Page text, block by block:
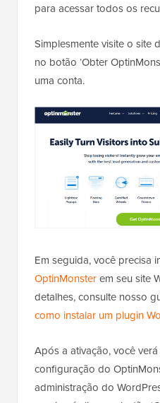
para acessar todos os
Simplesmente visite o site
no botão ‘Obter
uma conta.
Em seguida, você precisa
OptinMonsterem seu site
detalhes, consulte nosso
como instalar um plugin
Após a ativação, você
configuração do
administração do